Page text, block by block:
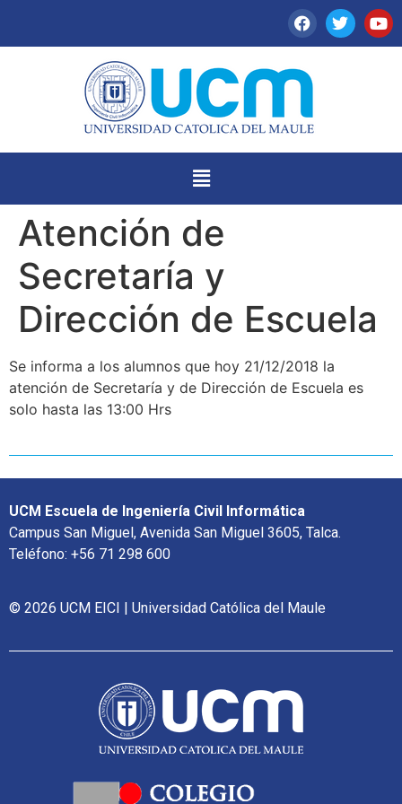
Atención de
Secretaría y
Dirección de Escuela
Se informa a los alumnos que hoy 21/12/2018 la
atención de Secretaría y de Dirección de Escuela es
solo hasta las 13:00 Hrs
UCM Escuela de Ingeniería Civil Informática
Campus San Miguel, Avenida San Miguel 3605, Talca.
Teléfono: +56 71 298 600
© 2026 UCM EICI | Universidad Católica del Maule